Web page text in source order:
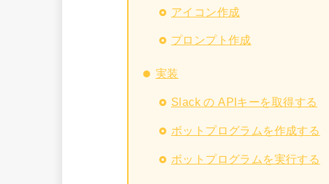
アイコン作成
プロンプト作成
実装
Slack の APIキーを取得する
ボットプログラムを作成する
ボットプログラムを実行する